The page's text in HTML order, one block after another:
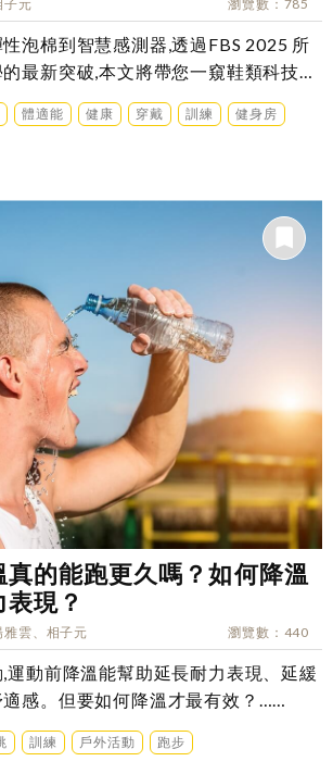
子元 瀏覽數 785
泡棉到智慧感測器,透過FBS 2025 所
最新突破,本文將帶您一窺鞋類科技未
體適能 健康 穿戴 訓練
健身房
的能跑更久嗎？如何降溫
現？
雅雲、相子元 瀏覽數 440
運動前降溫能幫助延長耐力表現、延緩
感。但要如何降溫才最有效？……
訓練 戶外活動 跑步